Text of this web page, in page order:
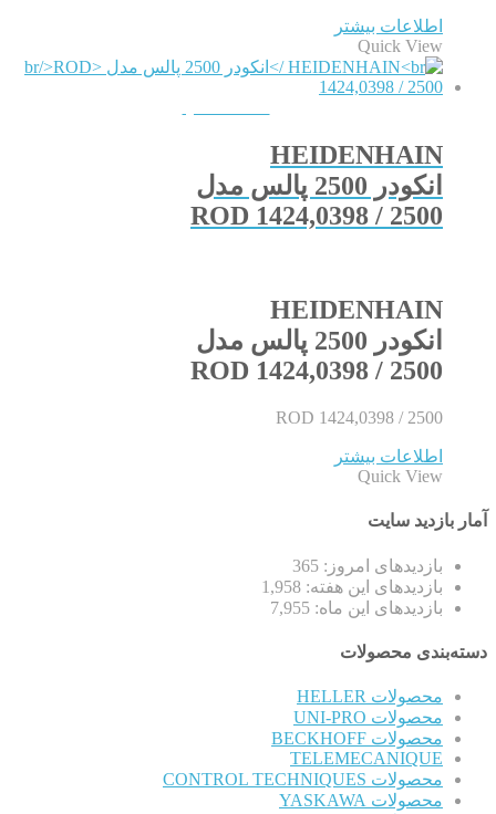
اطلاعات بیشتر
Quick View
HEIDENHAIN
انکودر 2500 پالس مدل
ROD 1424,0398 / 2500
HEIDENHAIN
انکودر 2500 پالس مدل
ROD 1424,0398 / 2500
ROD 1424,0398 / 2500
اطلاعات بیشتر
Quick View
آمار بازدید سایت
بازدیدهای امروز: 365
بازدیدهای این هفته: 1,958
بازدیدهای این ماه: 7,955
دسته‌بندی محصولات
محصولات HELLER
محصولات UNI-PRO
محصولات BECKHOFF
TELEMECANIQUE
محصولات CONTROL TECHNIQUES
محصولات YASKAWA